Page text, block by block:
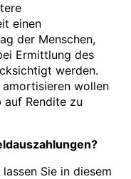
einen
der Menschen,
Ermittlung des
werden.
wollen
auf Rendite zu
Sie in diesem